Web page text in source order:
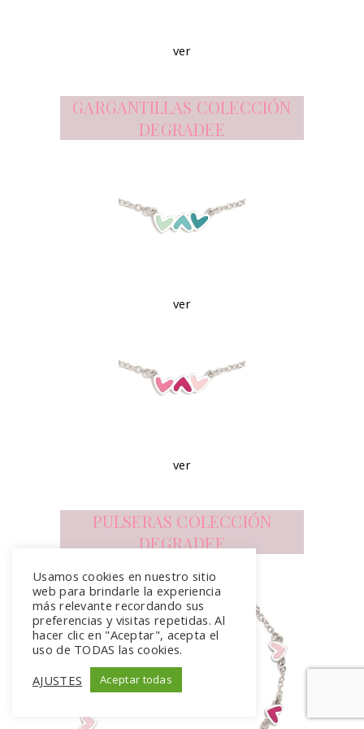
ver
GARGANTILLAS COLECCIÓN
DEGRADEE
ver
ver
PULSERAS COLECCIÓN
DEGRADEE
Usamos cookies en nuestro sitio
web para brindarle la experiencia
más relevante recordando sus
preferencias y visitas repetidas. Al
hacer clic en "Aceptar", acepta el
uso de TODAS las cookies.
AJUSTES
Aceptar todas